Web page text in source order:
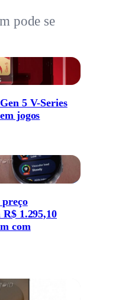
pode se
5 V-Series
jogos
1.295,10
com